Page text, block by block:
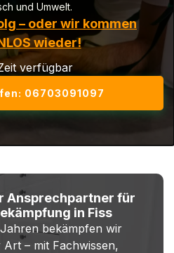
und Umwelt.
– oder wir kommen
wieder!
verfügbar
06703091097
Ansprechpartner für
in Fiss
bekämpfen wir
Art – mit Fachwissen,